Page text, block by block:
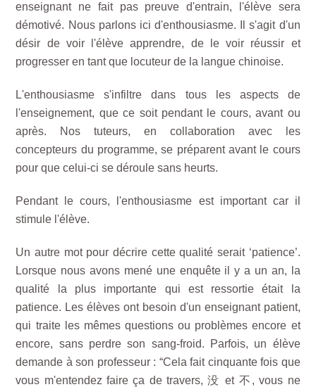
enseignant ne fait pas preuve d'entrain, l'élève sera
démotivé. Nous parlons ici d'enthousiasme. Il s'agit d'un
désir de voir l'élève apprendre, de le voir réussir et
progresser en tant que locuteur de la langue chinoise.
L'enthousiasme s'infiltre dans tous les aspects de
l'enseignement, que ce soit pendant le cours, avant ou
après. Nos tuteurs, en collaboration avec les
concepteurs du programme, se préparent avant le cours
pour que celui-ci se déroule sans heurts.
Pendant le cours, l'enthousiasme est important car il
stimule l'élève.
Un autre mot pour décrire cette qualité serait ‘patience’.
Lorsque nous avons mené une enquête il y a un an, la
qualité la plus importante qui est ressortie était la
patience. Les élèves ont besoin d'un enseignant patient,
qui traite les mêmes questions ou problèmes encore et
encore, sans perdre son sang-froid. Parfois, un élève
demande à son professeur : “Cela fait cinquante fois que
vous m'entendez faire ça de travers, 没 et 不, vous ne